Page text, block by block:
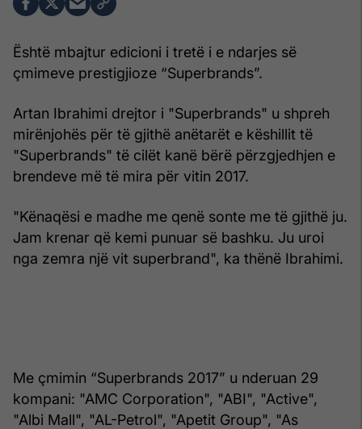
Është mbajtur edicioni i tretë i e ndarjes së
çmimeve prestigjioze “Superbrands”.
Artan Ibrahimi drejtor i "Superbrands" u shpreh
mirënjohës për të gjithë anëtarët e këshillit të
"Superbrands" të cilët kanë bërë përzgjedhjen e
brendeve më të mira për vitin 2017.
"Kënaqësi e madhe me qenë sonte me të gjithë ju.
Jam krenar që kemi punuar së bashku. Ju uroi
nga zemra një vit superbrand", ka thënë Ibrahimi.
Me çmimin “Superbrands 2017” u nderuan 29
kompani: "AMC Corporation", "ABI", "Active",
"Albi Mall", "AL-Petrol", "Apetit Group", "As